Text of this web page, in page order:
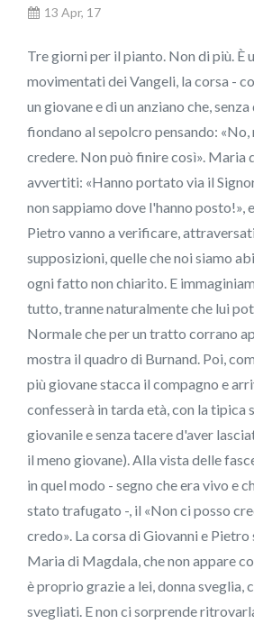
13 Apr, 17
Tre giorni per il pianto. Non di più. È
movimentati dei Vangeli, la corsa -
un giovane e di un anziano che,
fiondano al sepolcro pensando: «No,
credere. Non può finire così». Maria
avvertiti: «Hanno portato via il
non sappiamo dove l'hanno posto!»,
Pietro vanno a verificare,
supposizioni, quelle che noi siamo
ogni fatto non chiarito. E
tutto, tranne naturalmente che lui
Normale che per un tratto corrano
mostra il quadro di Burnand. Poi,
più giovane stacca il compagno e
confesserà in tarda età, con la tipica
giovanile e senza tacere d'aver
il meno giovane). Alla vista delle
in quel modo - segno che era vivo e
stato trafugato -, il «Non ci posso
credo». La corsa di Giovanni e
Maria di Magdala, che non appare
è proprio grazie a lei, donna sveglia,
svegliati. E non ci sorprende